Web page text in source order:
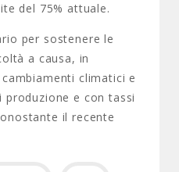
del 75% attuale.
per sostenere le
a causa, in
climatici e
produzione e con tassi
il recente